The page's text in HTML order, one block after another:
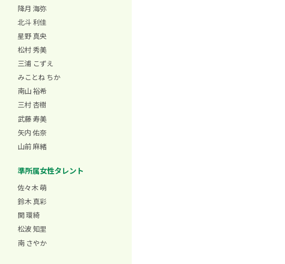
降月 海弥
北斗 利佳
星野 真央
松村 秀美
三浦 こずえ
みことね ちか
南山 裕希
三村 杏樹
武藤 寿美
矢内 佑奈
山前 麻緒
準所属女性タレント
佐々木 萌
鈴木 真彩
関 環綺
松波 知里
南 さやか